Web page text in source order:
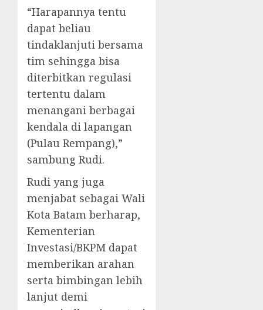
“Harapannya tentu
dapat beliau
tindaklanjuti bersama
tim sehingga bisa
diterbitkan regulasi
tertentu dalam
menangani berbagai
kendala di lapangan
(Pulau Rempang),”
sambung Rudi.
Rudi yang juga
menjabat sebagai Wali
Kota Batam berharap,
Kementerian
Investasi/BKPM dapat
memberikan arahan
serta bimbingan lebih
lanjut demi